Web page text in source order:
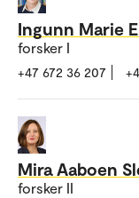
Ingunn Marie
forsker I
+47 672 36 207
Mira Aaboen
forsker II